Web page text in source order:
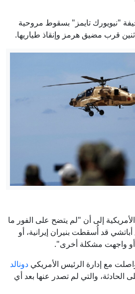
عامين من الحكم
مكة للدفاع المشترك.. هل تعيد
للمدن المزدحمة؟
وشيك لأزمة هرمز وواشنطن تتخوف
من نتائج عكسية للتصعيد
مهما حدث
واشنطن تبحث عن مخرج من
وبزشكيان ينفي وجود خلافات
داخلية
"نيويورك تايمز" بسقوط مروحية
قرب مضيق هرمز وإنقاذ طياريها.
إلى أن "لم يتضح على الفور ما
قد أُسقطت بنيران إيرانية، أو
واجهت مشكلة أخرى".
مع إدارة الرئيس الأمريكي دونالد
الحادثة، والتي لم تصدر عنها بعد أي